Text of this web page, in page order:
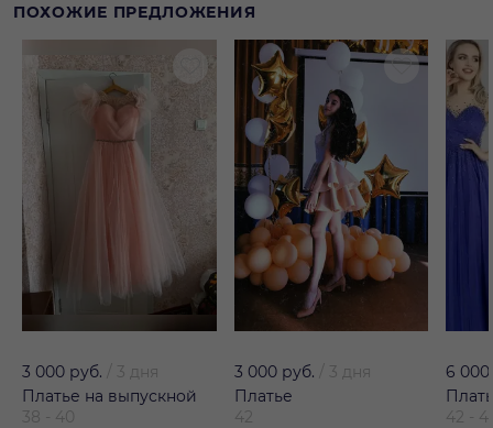
ПОХОЖИЕ ПРЕДЛОЖЕНИЯ
3 000 руб.
3 дня
Платье на выпускной
38 - 40
3 000 руб.
3 дня
Платье
42
6
42 -